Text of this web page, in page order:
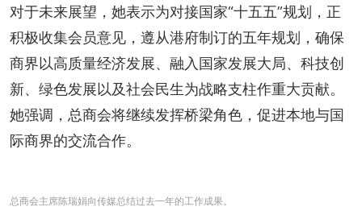
对于未来展望，她表示为对接国家“十五五”规划，正
积极收集会员意见，遵从港府制订的五年规划，确保
商界以高质量经济发展、融入国家发展大局、科技创
新、绿色发展以及社会民生为战略支柱作重大贡献。
她强调，总商会将继续发挥桥梁角色，促进本地与国
际商界的交流合作。
总商会主席陈瑞娟向传媒总结过去一年的工作成果。